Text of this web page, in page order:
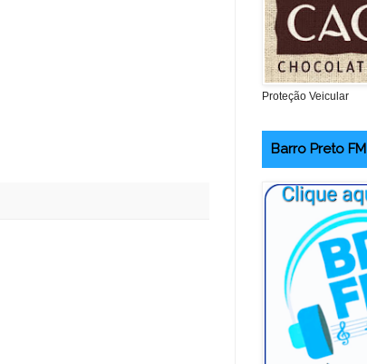
Proteção Veicular
Barro Preto FM